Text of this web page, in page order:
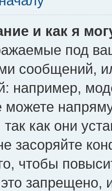
и как я
под
сообщений,
например,
как они
засоряйте
чтобы
запрещено,